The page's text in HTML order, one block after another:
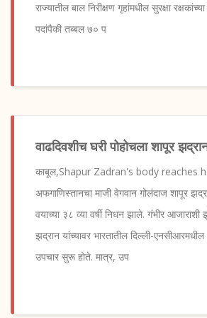
राज्यातील बाल निरीक्षण गृहांमधील सुरक्षा
पदांपैकी तब्बल ७० प
वाढदिवशीच घरी पोहोचला शापूर झद्रान
काबूल,Shapur Zadran's body reaches
अफगाणिस्तानचा माजी वेगवान गोलंदाज शापूर
वयाच्या ३८ व्या वर्षी निधन झाले. गंभीर
झद्रान यांच्यावर भारतातील दिल्ली-
उपचार सुरू होते. मात्र, उप